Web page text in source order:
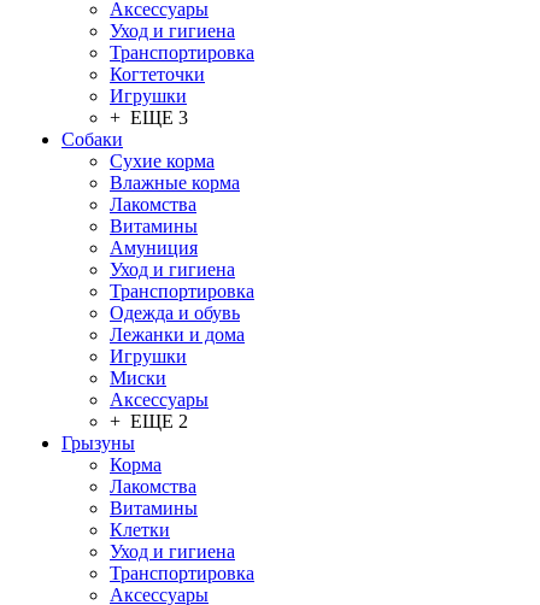
Аксессуары
Уход и гигиена
Транспортировка
Когтеточки
Игрушки
+ ЕЩЕ 3
Собаки
Сухие корма
Влажные корма
Лакомства
Витамины
Амуниция
Уход и гигиена
Транспортировка
Одежда и обувь
Лежанки и дома
Игрушки
Миски
Аксессуары
+ ЕЩЕ 2
Грызуны
Корма
Лакомства
Витамины
Клетки
Уход и гигиена
Транспортировка
Аксессуары